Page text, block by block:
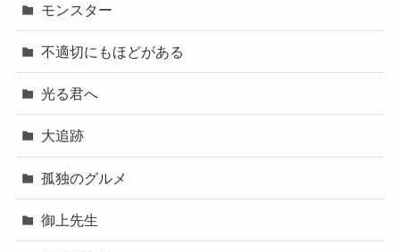
モンスター
不適切にもほどがある
光る君へ
大追跡
孤独のグルメ
御上先生